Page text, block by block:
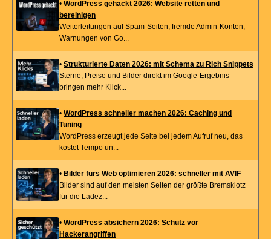
• WordPress gehackt 2026: Website retten und
bereinigen
Weiterleitungen auf Spam-Seiten, fremde Admin-Konten,
Warnungen von Go...
• Strukturierte Daten 2026: mit Schema zu Rich Snippets
Sterne, Preise und Bilder direkt im Google-Ergebnis
bringen mehr Klick...
• WordPress schneller machen 2026: Caching und
Tuning
WordPress erzeugt jede Seite bei jedem Aufruf neu, das
kostet Tempo un...
• Bilder fürs Web optimieren 2026: schneller mit AVIF
Bilder sind auf den meisten Seiten der größte Bremsklotz
für die Ladez...
• WordPress absichern 2026: Schutz vor
Hackerangriffen